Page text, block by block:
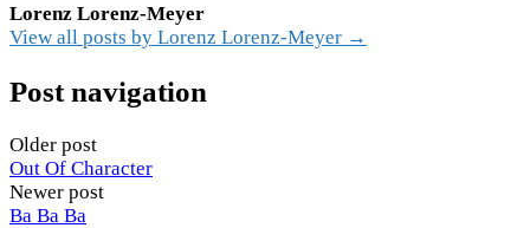
Lorenz Lorenz-Meyer
View all posts by Lorenz Lorenz-Meyer →
Post navigation
Older post
Out Of Character
Newer post
Ba Ba Ba